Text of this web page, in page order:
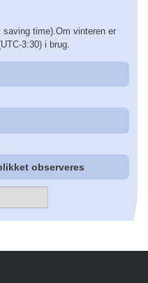
time).Om vinteren er
3:30) i brug.
observeres